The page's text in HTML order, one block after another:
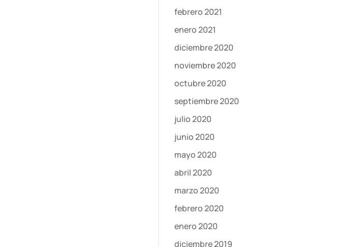
febrero 2021
enero 2021
diciembre 2020
noviembre 2020
octubre 2020
septiembre 2020
julio 2020
junio 2020
mayo 2020
abril 2020
marzo 2020
febrero 2020
enero 2020
diciembre 2019